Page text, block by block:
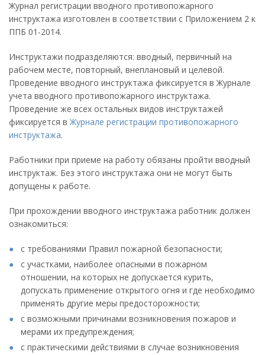
Журнал регистрации вводного противопожарного
инструктажа изготовлен в соответствии с Приложением 2 к
ППБ 01-2014.
Инструктажи подразделяются: вводный, первичный на
рабочем месте, повторный, внеплановый и целевой.
Проведение вводного инструктажа фиксируется в Журнале
учета вводного противопожарного инструктажа.
Проведение же всех остальных видов инструктажей
фиксируется вЖурнале регистрации противопожарного
инструктажа.
Работники при приеме на работу обязаны пройти вводный
инструктаж. Без этого инструктажа они не могут быть
допущены к работе.
При прохождении вводного инструктажа работник должен
ознакомиться:
с требованиями Правил пожарной безопасности;
с участками, наиболее опасными в пожарном
отношении, на которых не допускается курить,
допускать применение открытого огня и где необходимо
применять другие меры предосторожности;
с возможными причинами возникновения пожаров и
мерами их предупреждения;
с практическими действиями в случае возникновения